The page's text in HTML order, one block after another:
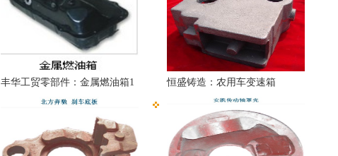
丰华工贸零部件：金属燃油箱1 恒盛铸造：农用车变速箱